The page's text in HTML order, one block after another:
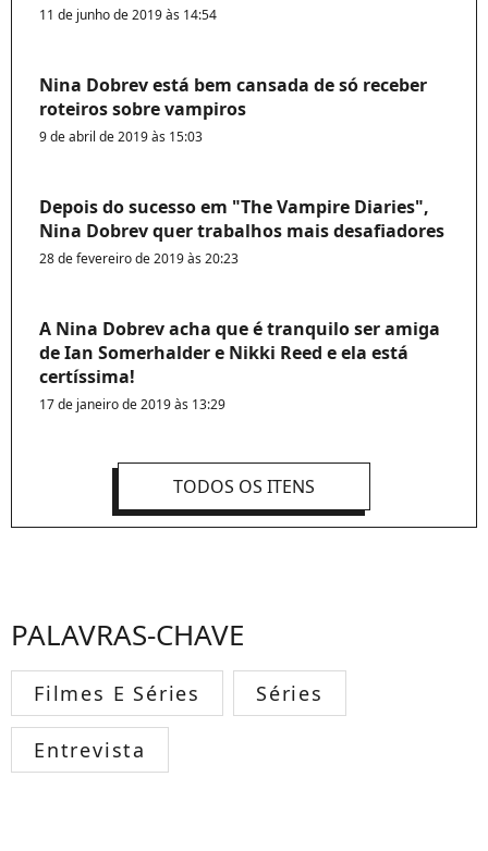
11 de junho de 2019 às 14:54
Nina Dobrev está bem cansada de só receber
roteiros sobre vampiros
9 de abril de 2019 às 15:03
Depois do sucesso em "The Vampire Diaries",
Nina Dobrev quer trabalhos mais desafiadores
28 de fevereiro de 2019 às 20:23
A Nina Dobrev acha que é tranquilo ser amiga
de Ian Somerhalder e Nikki Reed e ela está
certíssima!
17 de janeiro de 2019 às 13:29
TODOS OS ITENS
PALAVRAS-CHAVE
Filmes E Séries Séries
Entrevista